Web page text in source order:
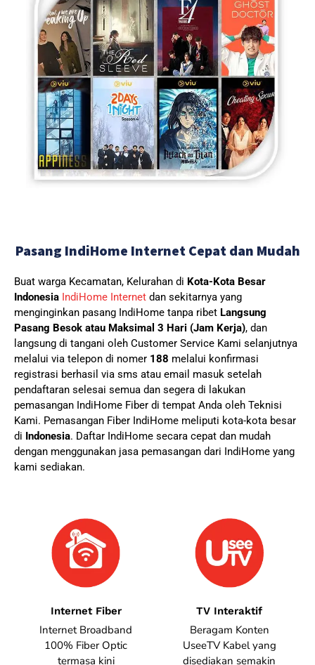
Pasang IndiHome Internet Cepat dan Mudah
Buat warga Kecamatan, Kelurahan di Kota-Kota Besar
Indonesia IndiHome Internet dan sekitarnya yang
menginginkan pasang IndiHome tanpa ribet Langsung
Pasang Besok atau Maksimal 3 Hari (Jam Kerja), dan
langsung di tangani oleh Customer Service Kami selanjutnya
melalui via telepon di nomer 188 melalui konfirmasi
registrasi berhasil via sms atau email masuk setelah
pendaftaran selesai semua dan segera di lakukan
pemasangan IndiHome Fiber di tempat Anda oleh Teknisi
Kami. Pemasangan Fiber IndiHome meliputi kota-kota besar
di Indonesia. Daftar IndiHome secara cepat dan mudah
dengan menggunakan jasa pemasangan dari IndiHome yang
kami sediakan.
Internet Fiber
Internet Broadband
100% Fiber Optic
termasa kini
TV Interaktif
Beragam Konten
UseeTV Kabel yang
disediakan semakin